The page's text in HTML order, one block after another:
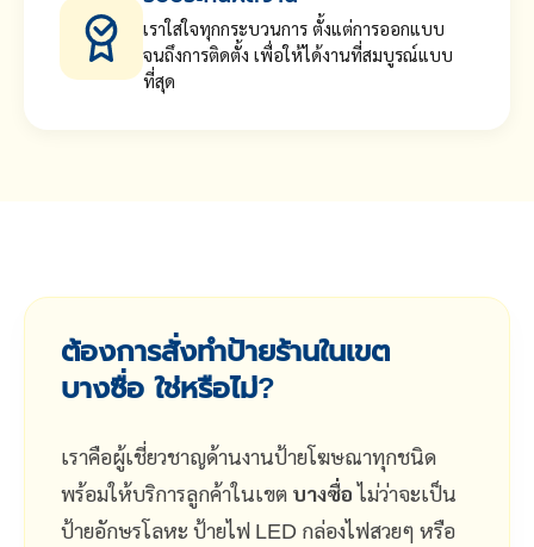
เราใส่ใจทุกกระบวนการ ตั้งแต่การออกแบบ
จนถึงการติดตั้ง เพื่อให้ได้งานที่สมบูรณ์แบบ
ที่สุด
ต้องการสั่งทำป้ายร้านในเขต
บางซื่อ ใช่หรือไม่?
เราคือผู้เชี่ยวชาญด้านงานป้ายโฆษณาทุกชนิด
พร้อมให้บริการลูกค้าในเขต บางซื่อไม่ว่าจะเป็น
ป้ายอักษรโลหะ ป้ายไฟ LED กล่องไฟสวยๆ หรือ